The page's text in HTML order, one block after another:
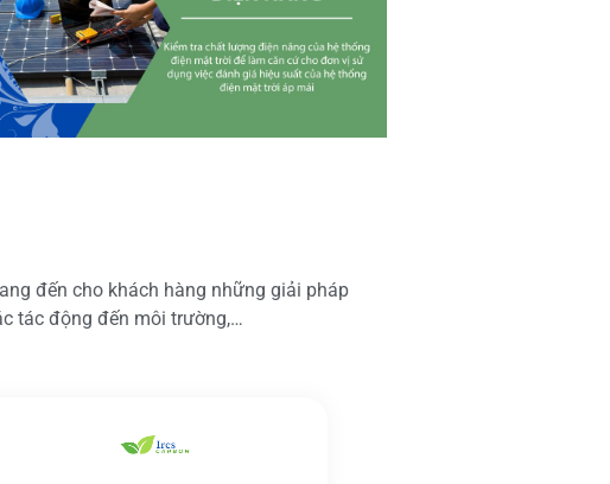
đến cho khách hàng những giải pháp
tác động đến môi trường,…